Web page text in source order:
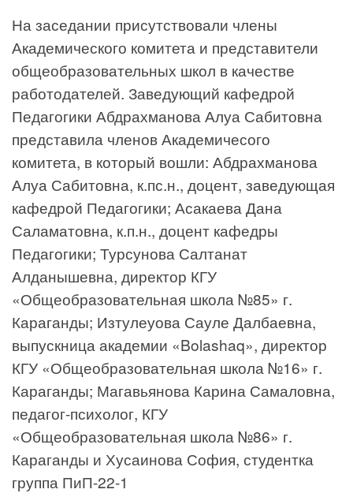
На заседании присутствовали члены
Академического комитета и представители
общеобразовательных школ в качестве
работодателей. Заведующий кафедрой
Педагогики Абдрахманова Алуа Сабитовна
представила членов Академичесого
комитета, в который вошли: Абдрахманова
Алуа Сабитовна, к.пс.н., доцент, заведующая
кафедрой Педагогики; Асакаева Дана
Саламатовна, к.п.н., доцент кафедры
Педагогики; Турсунова Салтанат
Алданышевна, директор КГУ
«Общеобразовательная школа №85» г.
Караганды; Изтулеуова Сауле Далбаевна,
выпускница академии «Bolashaq», директор
КГУ «Общеобразовательная школа №16» г.
Караганды; Магавьянова Карина Самаловна,
педагог-психолог, КГУ
«Общеобразовательная школа №86» г.
Караганды и Хусаинова София, студентка
группа ПиП-22-1